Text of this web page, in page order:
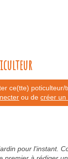
ce(tte) poticulteur/
ou decréer un
pour l'instant.